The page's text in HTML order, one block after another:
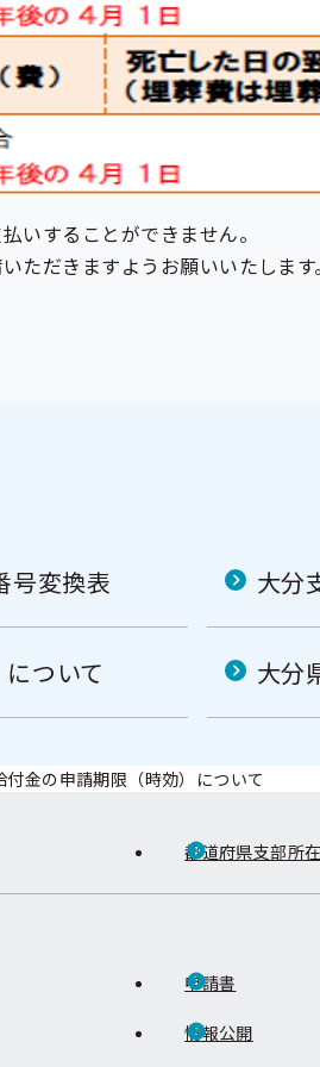
いすることができません。
ただきますようお願いいたします
号変換表 大分
ついて 大分
付金の申請期限（時効）について
都道府県支部所
申請書
情報公開